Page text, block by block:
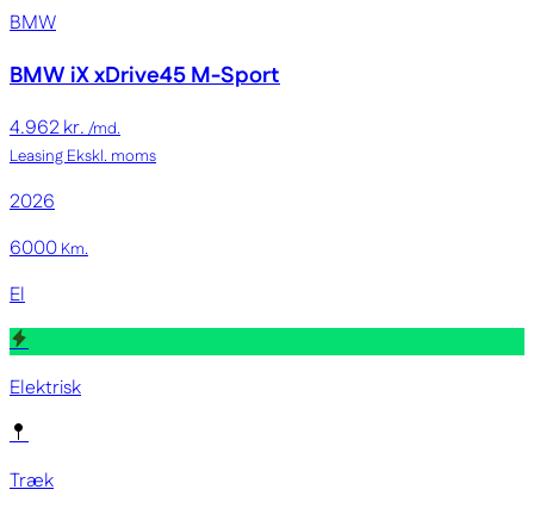
BMW
BMW iXxDrive45 M-Sport
4.962 kr./md.
Leasing Ekskl. moms
2026
6000 Km.
El
Elektrisk
Træk